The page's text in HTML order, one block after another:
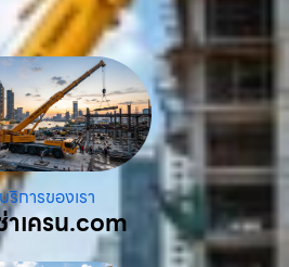
ริการของเรา
าเครน.com